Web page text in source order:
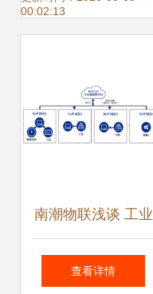
00:02:13
南潮物联浅谈 工业
设备数据标准化采
查看详情